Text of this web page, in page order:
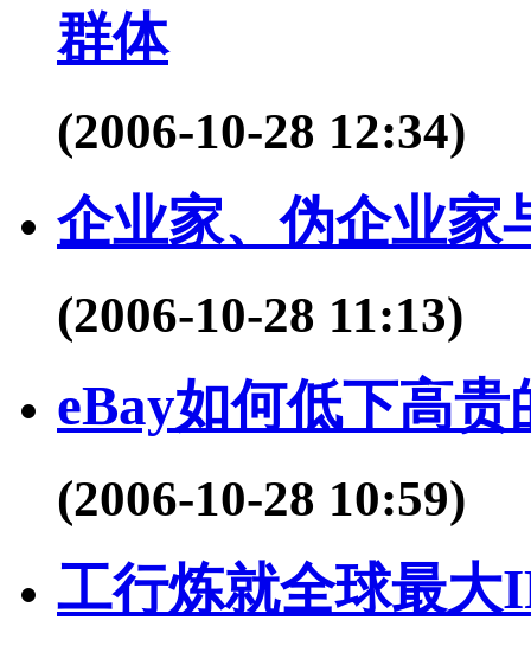
群体
(2006-10-28 12:34)
企业家、伪企业家
(2006-10-28 11:13)
eBay如何低下高贵
(2006-10-28 10:59)
工行炼就全球最大